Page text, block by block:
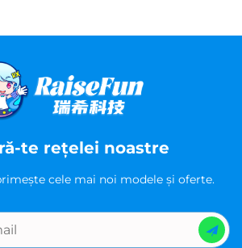
te reţelei noastre
cele mai noi modele şi oferte.